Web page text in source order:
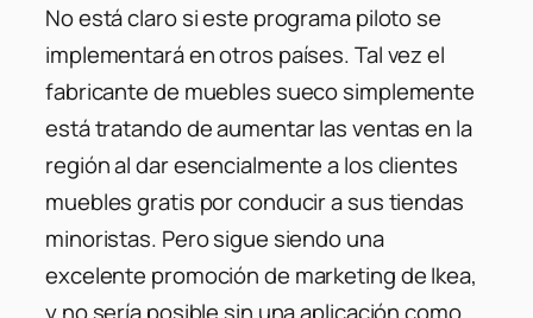
No está claro si este programa piloto se
implementará en otros países. Tal vez el
fabricante de muebles sueco simplemente
está tratando de aumentar las ventas en la
región al dar esencialmente a los clientes
muebles gratis por conducir a sus tiendas
minoristas. Pero sigue siendo una
excelente promoción de marketing de Ikea,